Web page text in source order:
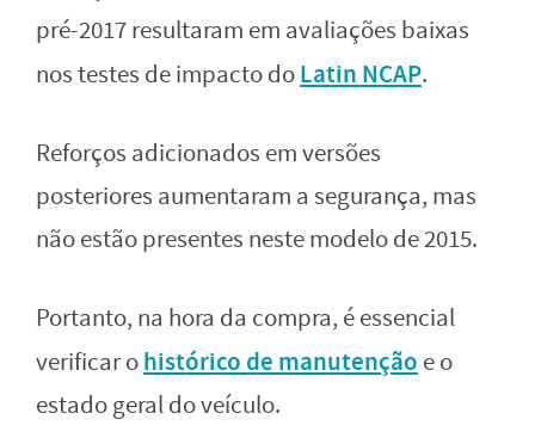
pré-2017 resultaram em avaliações baixas
nos testes de impacto doLatin NCAP.
Reforços adicionados em versões
posteriores aumentaram a segurança, mas
não estão presentes neste modelo de 2015.
Portanto, na hora da compra, é essencial
verificar ohistórico de manutenção e o
estado geral do veículo.